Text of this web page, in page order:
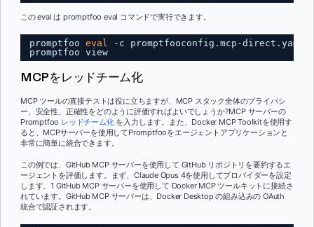
この eval は promptfoo eval コマンドで実行できます。
promptfoo eval
-c promptfooconfig.mcp-direct.yaml
promptfoo view
MCPをレッドチーム化
MCP ツールの直接テストは役に立ちますが、MCP スタック全体のプライバシ
ー、安全性、正確性をどのように評価すればよいでしょうか?MCP サーバーの
Promptfoo レッドチーム化を入力します。また、Docker MCP Toolkitを使用す
ると、MCPサーバーを使用してPromptfooをエージェントアプリケーションと
非常に簡単に統合できます。
この例では、GitHub MCP サーバーを使用して GitHub リポジトリを要約するエ
ージェントを評価します。まず、Claude Opus 4を使用してプロバイダーを設定
します。1 GitHub MCP サーバーを使用して Docker MCP ツールキットに接続さ
れています。GitHub MCP サーバーは、Docker Desktop の組み込みの OAuth
統合で認証されます。